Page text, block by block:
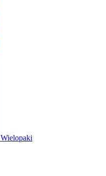
Wielopaki